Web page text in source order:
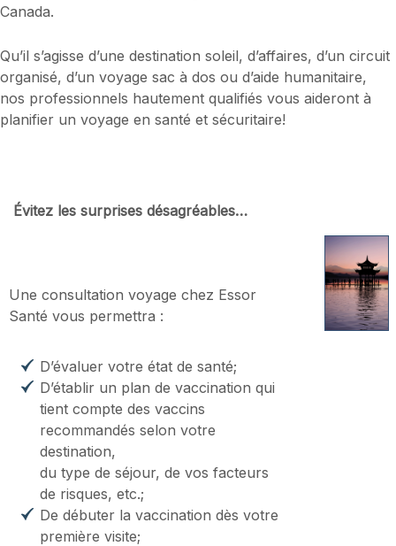
Canada.
Qu’il s’agisse d’une destination soleil, d’affaires, d’un circuit
organisé, d’un voyage sac à dos ou d’aide humanitaire,
nos professionnels hautement qualifiés vous aideront à
planifier un voyage en santé et sécuritaire!
Évitez les surprises désagréables…
Une consultation voyage chez Essor
Santé vous permettra :
D’évaluer votre état de santé;
D’établir un plan de vaccination qui
tient compte des vaccins
recommandés selon votre
destination,
du type de séjour, de vos facteurs
de risques, etc.;
De débuter la vaccination dès votre
première visite;